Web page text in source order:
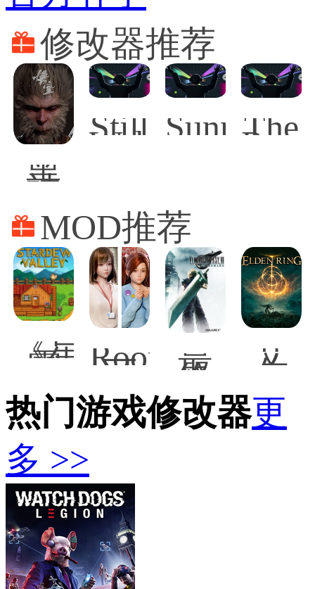
修改器推荐
黑
神
话
悟
空
修
改
器
Still
Wakes The
MOD推荐
《星
露
谷
物
语》
偏
远
别
墅
农
场
MOD
RoomGirl
可
爱
清
纯
的
系
女
友
MOD
最
终
幻
想7
重
艾
尔
登
法
环
尼
热门游戏修改器更
多 >>